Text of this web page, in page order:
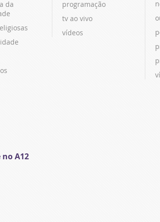
da
A12
programação
tv ao vivo
vídeos